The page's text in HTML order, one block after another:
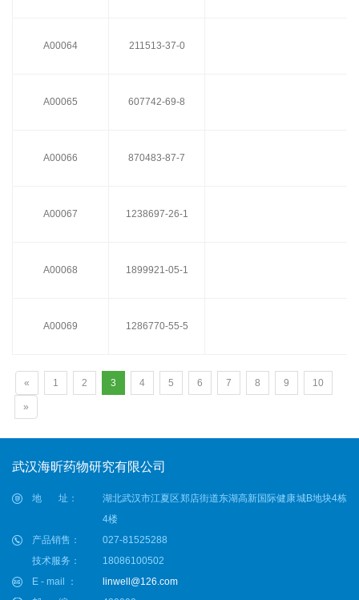
A00064 211513-37-0
A00065 607742-69-8
A00066 870483-87-7
A00067 1238697-26-1
A00068 1899921-05-1
A00069 1286770-55-5
« 1 2 3 4 5 6 7 8 9 10
»
武汉海昕药物研究有限公司
地 址：
湖北武汉市江夏区郑店街道东湖高新国际健康城B地块4栋
4楼
产品销售：
027-81525288
技术服务：
18086100502
E - mail ：
linwell@126.com